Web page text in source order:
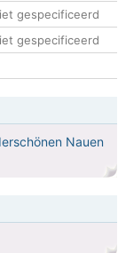
gespecificeerd
gespecificeerd
Nauen